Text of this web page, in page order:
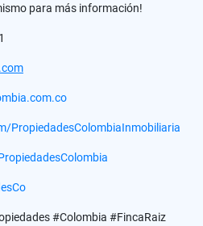
para más información!
PropiedadesColombiaInmobiliaria
#Colombia #FincaRaiz